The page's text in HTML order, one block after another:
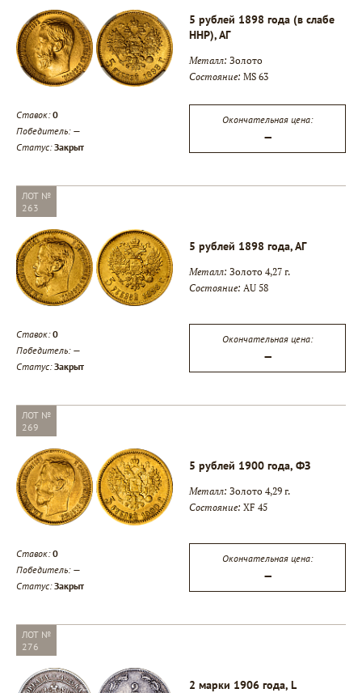
5 рублей 1898 года (в слабе
ННР), АГ
Металл: Золото
Состояние: MS 63
Ставок:0
Победитель: —
Статус:Закрыт
Окончательная цена:
—
ЛОТ №
263
5 рублей 1898 года, АГ
Металл: Золото 4,27 г.
Состояние: AU 58
Ставок:0
Победитель: —
Статус:Закрыт
Окончательная цена:
—
ЛОТ №
269
5 рублей 1900 года, ФЗ
Металл: Золото 4,29 г.
Состояние: XF 45
Ставок:0
Победитель: —
Статус:Закрыт
Окончательная цена:
—
ЛОТ №
276
2 марки 1906 года, L